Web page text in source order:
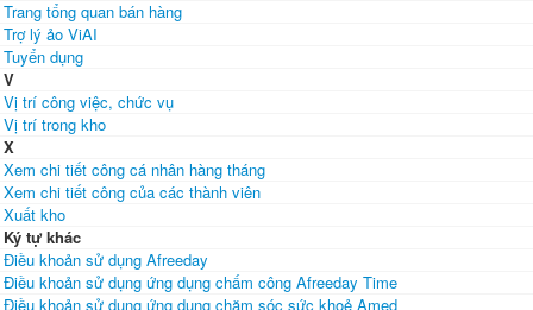
Trang tổng quan bán hàng
Trợ lý ảo ViAI
Tuyển dụng
V
Vị trí công việc, chức vụ
Vị trí trong kho
X
Xem chi tiết công cá nhân hàng tháng
Xem chi tiết công của các thành viên
Xuất kho
Ký tự khác
Điều khoản sử dụng Afreeday
Điều khoản sử dụng ứng dụng chấm công Afreeday Time
Điều khoản sử dụng ứng dụng chăm sóc sức khoẻ Amed